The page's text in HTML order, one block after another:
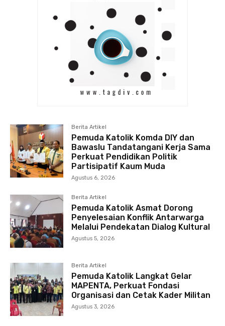
Berita Artikel
Pemuda Katolik Komda DIY dan
Bawaslu Tandatangani Kerja Sama
Perkuat Pendidikan Politik
Partisipatif Kaum Muda
Agustus 6, 2026
Berita Artikel
Pemuda Katolik Asmat Dorong
Penyelesaian Konflik Antarwarga
Melalui Pendekatan Dialog Kultural
Agustus 5, 2026
Berita Artikel
Pemuda Katolik Langkat Gelar
MAPENTA, Perkuat Fondasi
Organisasi dan Cetak Kader Militan
Agustus 3, 2026